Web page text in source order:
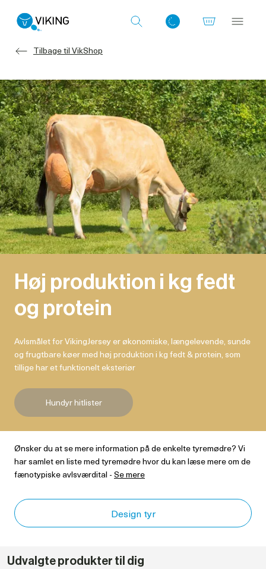
Log ind med det samme
Tilbage til VikShop
Høj produktion i kg fedt
og protein
Avlsmålet for VikingJersey er økonomiske, længelevende, sunde
og frugtbare køer med høj produktion i kg fedt & protein, som
tillige har et funktionelt eksteriør
Hundyr hitlister
Ønsker du at se mere information på de enkelte tyremødre? Vi
har samlet en liste med tyremødre hvor du kan læse mere om de
fænotypiske avlsværdital -Se mere
Design tyr
Udvalgte produkter til dig